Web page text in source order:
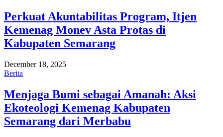
Perkuat Akuntabilitas Program, Itjen
Kemenag Monev Asta Protas di
Kabupaten Semarang
December 18, 2025
Berita
Menjaga Bumi sebagai Amanah: Aksi
Ekoteologi Kemenag Kabupaten
Semarang dari Merbabu